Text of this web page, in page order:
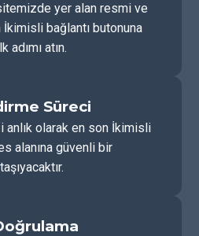
yer alan resmi ve
İkimisli bağlantı butonuna
adımı atın.
Süreci
olarak en son İkimisli
alanına güvenli bir